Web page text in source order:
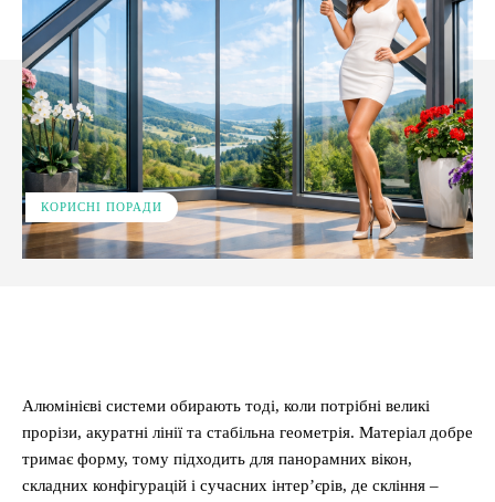
КОРИСНІ ПОРАДИ
Алюмінієві системи обирають тоді, коли потрібні великі
прорізи, акуратні лінії та стабільна геометрія. Матеріал добре
тримає форму, тому підходить для панорамних вікон,
складних конфігурацій і сучасних інтер’єрів, де скління –